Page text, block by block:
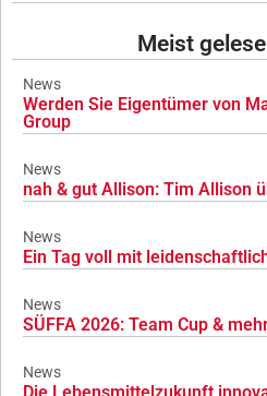
Meist
News
Werden Sie Eigentümer von
Group
News
nah & gut Allison: Tim Allison
News
Ein Tag voll mit
News
SÜFFA 2026: Team Cup &
News
Die Lebensmittelzukunft